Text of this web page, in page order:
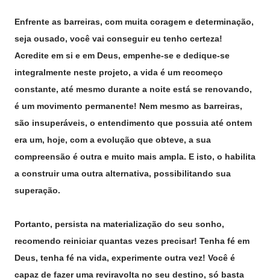
Enfrente as barreiras, com muita coragem e determinação,
seja ousado, você vai conseguir eu tenho certeza!
Acredite em si e em Deus, empenhe-se e dedique-se
integralmente neste projeto, a vida é um recomeço
constante, até mesmo durante a noite está se renovando,
é um movimento permanente! Nem mesmo as barreiras,
são insuperáveis, o entendimento que possuia até ontem
era um, hoje, com a evolução que obteve, a sua
compreensão é outra e muito mais ampla. E isto, o habilita
a construir uma outra alternativa, possibilitando sua
superação.
Portanto, persista na materialização do seu sonho,
recomendo reiniciar quantas vezes precisar! Tenha fé em
Deus, tenha fé na vida, experimente outra vez! Você é
capaz de fazer uma reviravolta no seu destino, só basta